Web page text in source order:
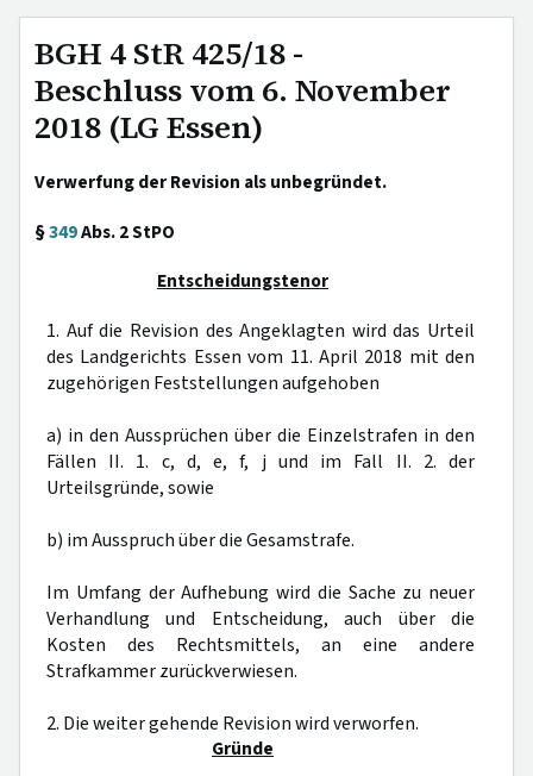
BGH 4 StR 425/18 -
Beschluss vom 6. November
2018 (LG Essen)
Verwerfung der Revision als unbegründet.
§349Abs. 2 StPO
Entscheidungstenor
1. Auf die Revision des Angeklagten wird das Urteil
des Landgerichts Essen vom 11. April 2018 mit den
zugehörigen Feststellungen aufgehoben
a) in den Aussprüchen über die Einzelstrafen in den
Fällen II. 1. c, d, e, f, j und im Fall II. 2. der
Urteilsgründe, sowie
b) im Ausspruch über die Gesamstrafe.
Im Umfang der Aufhebung wird die Sache zu neuer
Verhandlung und Entscheidung, auch über die
Kosten des Rechtsmittels, an eine andere
Strafkammer zurückverwiesen.
2. Die weiter gehende Revision wird verworfen.
Gründe